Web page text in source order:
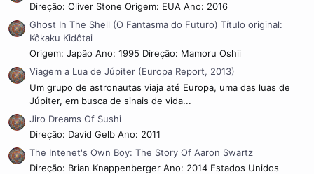
Direção: Oliver Stone Origem: EUA Ano: 2016
Ghost In The Shell (O Fantasma do Futuro) Título original:
Kôkaku Kidôtai
Origem: Japão Ano: 1995 Direção: Mamoru Oshii
Viagem a Lua de Júpiter (Europa Report, 2013)
Um grupo de astronautas viaja até Europa, uma das luas de
Júpiter, em busca de sinais de vida...
Jiro Dreams Of Sushi
Direção: David Gelb Ano: 2011
The Intenet's Own Boy: The Story Of Aaron Swartz
Direção: Brian Knappenberger Ano: 2014 Estados Unidos